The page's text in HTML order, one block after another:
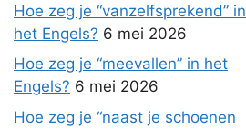
Hoe zeg je “vanzelfsprekend” in
het Engels? 6 mei 2026
Hoe zeg je “meevallen” in het
Engels? 6 mei 2026
Hoe zeg je “naast je schoenen